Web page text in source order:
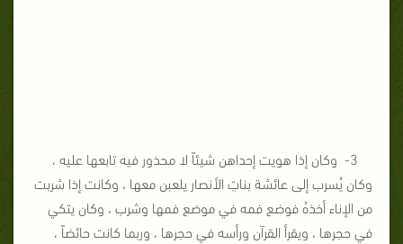
3- وكان إذا هويت إحداهن شيئاً لا محذور فيه تابعها عليه ،
وكان يُسرب إلى عائشة بناتِ الأنصار يلعبن معها ، وكانت إذا شربت
من الإناء أخذهُ فوضع فمه في موضع فمها وشرب ، وكان يتكي
في حجرها ، ويقرأ القرآن ورأسه في حجرها ، وربما كانت حائضاً ،